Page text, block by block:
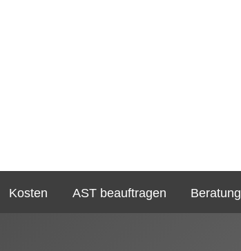
Kosten AST beauftragen Beratung